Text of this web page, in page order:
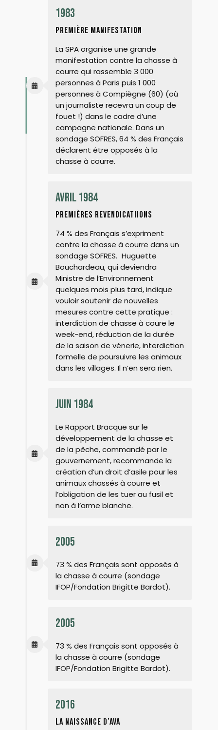
L’engouement populaire pour AVA
s’explique par un besoin d’engagement
en faveur de la Nature et du progrès
dans nos campagnes et les zones péri-
sens, AVA est un creuset de rencontres
positives, et de ces rencontres peuvent
naître des initiatives tous azimuts.
Chaque sympathisant peut aussi
librement agir, créer ou adhérer à
d’autres groupes en parallèle. Mais il est
important qu’AVA demeure un outil
concentré sur un rôle concret et bien
défini : la fin de la chasse à courre en
France.
présence aux côtés des animaux et
l’empathie développée lors de la lutte qui
favorise la prise de conscience et permet
l’inverse.
1983
première manifestation
La SPA organise une grande
manifestation contre la chasse à
courre qui rassemble 3 000
personnes à Paris puis 1 000
personnes à Compiègne (60) (où
un journaliste recevra un coup de
fouet !) dans le cadre d’une
campagne nationale. Dans un
sondage SOFRES, 64 % des Français
déclarent être opposés à la
chasse à courre.
Avril 1984
premières revendicatiions
74 % des Français s’expriment
contre la chasse à courre dans un
sondage SOFRES. Huguette
Bouchardeau, qui deviendra
Ministre de l’Environnement
quelques mois plus tard, indique
vouloir soutenir de nouvelles
mesures contre cette pratique :
interdiction de chasse à coure le
week-end, réduction de la durée
de la saison de vénerie, interdiction
formelle de poursuivre les animaux
dans les villages. Il n’en sera rien.
juin 1984
Le Rapport Bracque sur le
développement de la chasse et
de la pêche, commandé par le
gouvernement, recommande la
création d’un droit d’asile pour les
animaux chassés à courre et
l’obligation de les tuer au fusil et
non à l’arme blanche.
2005
73 % des Français sont opposés à
la chasse à courre (sondage
IFOP/Fondation Brigitte Bardot).
2005
73 % des Français sont opposés à
la chasse à courre (sondage
IFOP/Fondation Brigitte Bardot).
2016
la naissance d’ava